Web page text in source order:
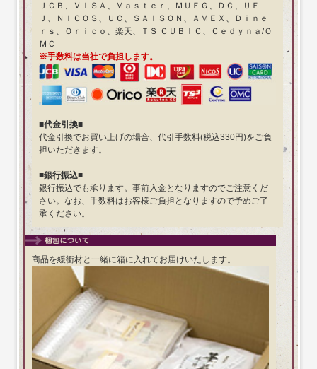
ＪＣＢ、ＶＩＳＡ、Ｍａｓｔｅｒ、ＭＵＦＧ、ＤＣ、ＵＦ
Ｊ、ＮＩＣＯＳ、ＵＣ、ＳＡＩＳＯＮ、ＡＭＥＸ、Ｄｉｎｅ
ｒｓ、Ｏｒｉｃｏ、楽天、ＴＳ ＣＵＢＩＣ、Ｃｅｄｙｎａ/Ｏ
ＭＣ
※手数料は当社で負担します。
■代金引換■
代金引換でお買い上げの場合、代引手数料(税込330円)をご負
担いただきます。
■銀行振込■
銀行振込でも承ります。事前入金となりますのでご注意くだ
さい。なお、手数料はお客様ご負担となりますので予めご了
承ください。
商品を緩衝材と一緒に箱に入れてお届けいたします。